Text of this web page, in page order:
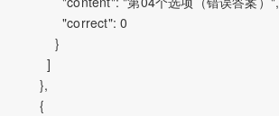
                "correct": 0
              }
            ]
          },
          {